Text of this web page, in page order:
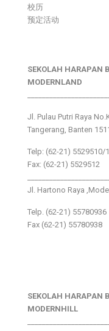
校历
预定活动
SEKOLAH HARAPAN
MODERNLAND
Jl. Pulau Putri Raya
Tangerang, Banten
Telp: (62-21) 5529510/
Fax: (62-21) 5529512
Jl. Hartono Raya
Telp. (62-21) 55780936
Fax (62-21) 55780938
SEKOLAH HARAPAN
MODERNHILL